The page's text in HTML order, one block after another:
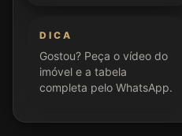
DICA
Gostou? Peça o vídeo do
imóvel e a tabela
completa pelo WhatsApp.